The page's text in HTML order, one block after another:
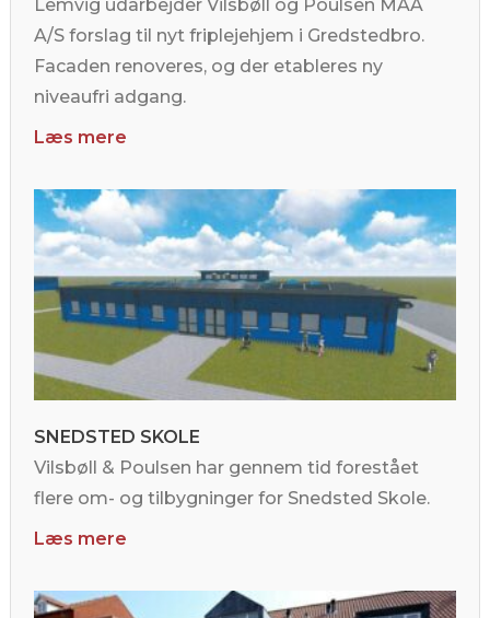
Lemvig udarbejder Vilsbøll og Poulsen MAA
A/S forslag til nyt friplejehjem i Gredstedbro.
Facaden renoveres, og der etableres ny
niveaufri adgang.
Læs mere
SNEDSTED SKOLE
Vilsbøll & Poulsen har gennem tid forestået
flere om- og tilbygninger for Snedsted Skole.
Læs mere